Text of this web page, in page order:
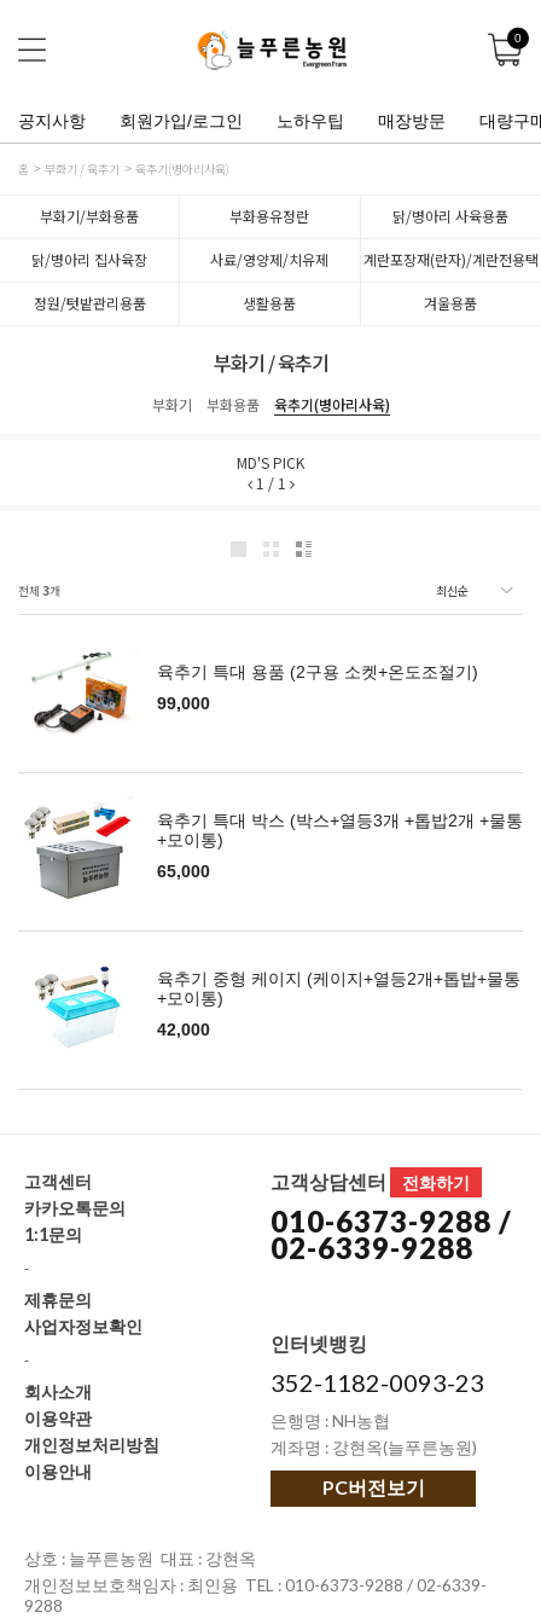
0
공지사항 회원가입/로그인 노하우팁 매장방문 대량구
홈 부화기 / 육추기 육추기(병아리사육)
부화기/부화용품 부화용유정란 닭/병아리 사육용품
닭/병아리 집사육장 사료/영양제/치유제
계란포장재(란자)/계란전용택
배박스
정원/텃밭관리용품 생활용품 겨울용품
부화기 / 육추기
부화기 부화용품 육추기(병아리사육)
MD'S PICK
1 / 1
전체 3개
육추기 특대 용품 (2구용 소켓+온도조절기)
99,000
육추기 특대 박스 (박스+열등3개 +톱밥2개 +물통
+모이통)
65,000
육추기 중형 케이지 (케이지+열등2개+톱밥+물통
+모이통)
42,000
고객센터
카카오톡문의
1:1문의
-
제휴문의
사업자정보확인
-
회사소개
이용약관
개인정보처리방침
이용안내
고객상담센터 전화하기
010-6373-9288 /
02-6339-9288
인터넷뱅킹
352-1182-0093-23
은행명 : NH농협
계좌명 : 강현옥(늘푸른농원)
PC버전보기
상호 : 늘푸른농원 대표 : 강현옥
개인정보보호책임자 : 최인용 TEL : 010-6373-9288 / 02-6339-
9288